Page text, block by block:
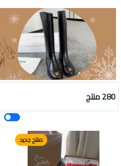
280 منتج
منتج جديد